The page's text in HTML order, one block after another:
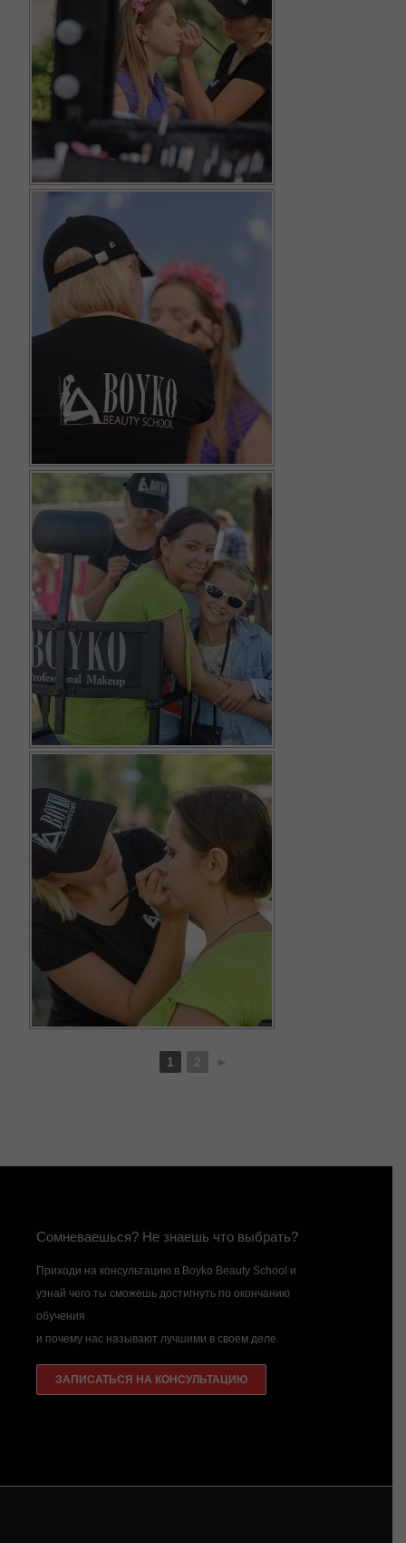
1 2 ►
Сомневаешься? Не знаешь что выбрать?
Приходи на консультацию в Boyko Beauty School и
узнай чего ты сможешь достигнуть по окончанию
обучения
и почему нас называют лучшими в своем деле.
ЗАПИСАТЬСЯ НА КОНСУЛЬТАЦИЮ